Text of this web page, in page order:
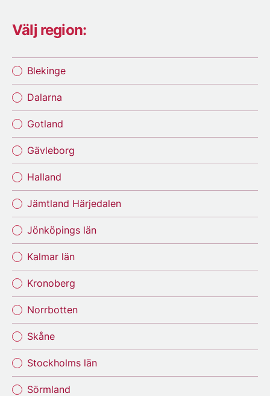
Välj region:
Blekinge
Dalarna
Gotland
Gävleborg
Halland
Jämtland Härjedalen
Jönköpings län
Kalmar län
Kronoberg
Norrbotten
Skåne
Stockholms län
Sörmland